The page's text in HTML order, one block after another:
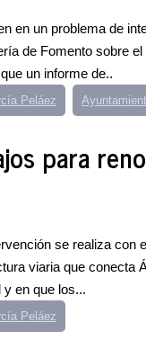
en un problema de
de Fomento sobre
un informe de..
Peláez
para
se realiza con
viaria que conecta
y en que los...
Peláez